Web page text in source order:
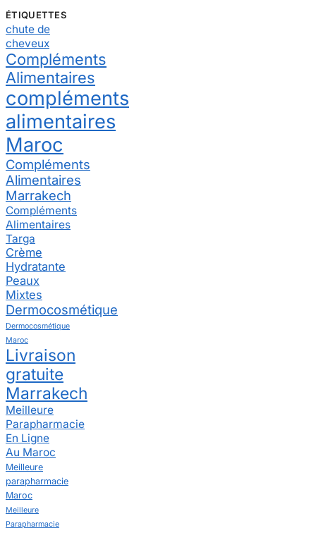
ÉTIQUETTES
chute de
cheveux
Compléments
Alimentaires
compléments
alimentaires
Maroc
Compléments
Alimentaires
Marrakech
Compléments
Alimentaires
Targa
Crème
Hydratante
Peaux
Mixtes
Dermocosmétique
Dermocosmétique
Maroc
Livraison
gratuite
Marrakech
Meilleure
Parapharmacie
En Ligne
Au Maroc
Meilleure
parapharmacie
Maroc
Meilleure
Parapharmacie